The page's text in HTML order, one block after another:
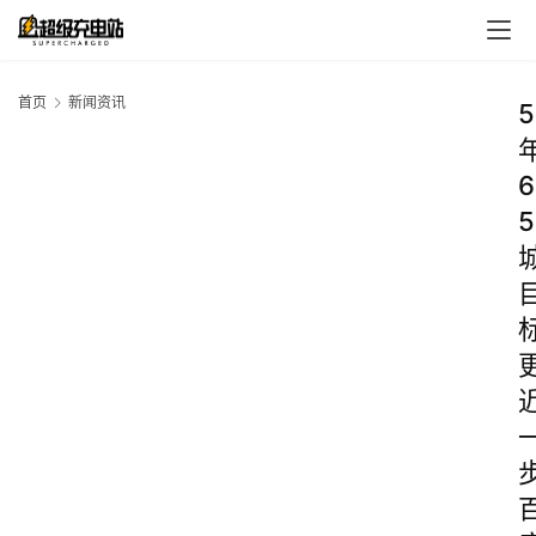
首页 新闻资讯
5
6
5